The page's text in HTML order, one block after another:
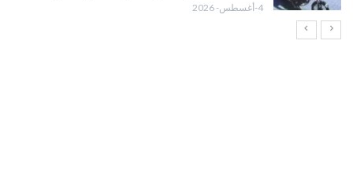
4-أغسطس- 2026